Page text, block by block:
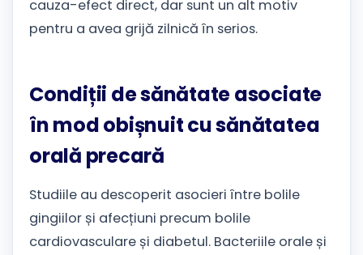
cauza-efect direct, dar sunt un alt motiv
pentru a avea grijă zilnică în serios.
Condiții de sănătate asociate
în mod obișnuit cu sănătatea
orală precară
Studiile au descoperit asocieri între bolile
gingiilor și afecțiuni precum bolile
cardiovasculare și diabetul. Bacteriile orale și